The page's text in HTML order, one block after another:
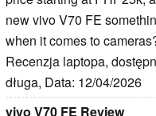
new vivo V70 FE
when it comes to
Recenzja laptopa,
długa, Data: 12/04/2026
vivo V70 FE Review